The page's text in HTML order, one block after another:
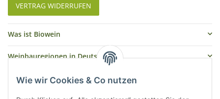
Wie wir Cookies & Co nutzen
VERTRAG WIDERRUFEN
Was ist Biowein
Weinbauregionen in Deutschland
Weinbauregionen und Weinbaugebiete in Österreich